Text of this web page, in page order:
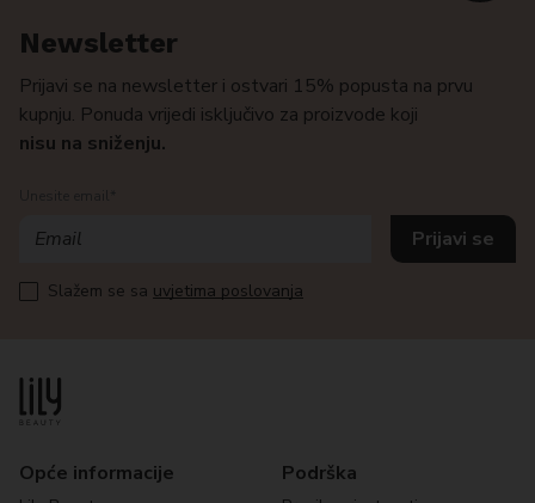
Opće informacije Podrška
Newsletter
Prijavi se na newsletter i ostvari 15% popusta na prvu
kupnju. Ponuda vrijedi isključivo za proizvode koji
nisu na sniženju.
Slažem se sa uvjetima poslovanja